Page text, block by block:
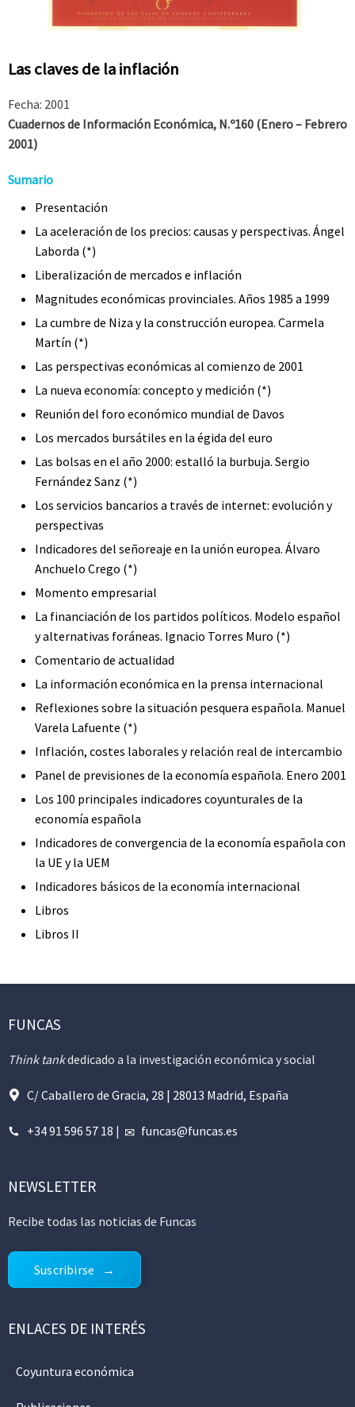
Las claves de la inflación
Fecha: 2001
Cuadernos de Información Económica, N.º160 (Enero – Febrero
2001)
Sumario
Presentación
La aceleración de los precios: causas y perspectivas. Ángel
Laborda (*)
Liberalización de mercados e inflación
Magnitudes económicas provinciales. Años 1985 a 1999
La cumbre de Niza y la construcción europea. Carmela
Martín (*)
Las perspectivas económicas al comienzo de 2001
La nueva economía: concepto y medición (*)
Reunión del foro económico mundial de Davos
Los mercados bursátiles en la égida del euro
Las bolsas en el año 2000: estalló la burbuja. Sergio
Fernández Sanz (*)
Los servicios bancarios a través de internet: evolución y
perspectivas
Indicadores del señoreaje en la unión europea. Álvaro
Anchuelo Crego (*)
Momento empresarial
La financiación de los partidos políticos. Modelo español
y alternativas foráneas. Ignacio Torres Muro (*)
Comentario de actualidad
La información económica en la prensa internacional
Reflexiones sobre la situación pesquera española. Manuel
Varela Lafuente (*)
Inflación, costes laborales y relación real de intercambio
Panel de previsiones de la economía española. Enero 2001
Los 100 principales indicadores coyunturales de la
economía española
Indicadores de convergencia de la economía española con
la UE y la UEM
Indicadores básicos de la economía internacional
Libros
Libros II
FUNCAS
Think tankdedicado a la investigación económica y social
C/ Caballero de Gracia, 28 | 28013 Madrid, España
+34 91 596 57 18 | funcas@funcas.es
NEWSLETTER
Recibe todas las noticias de Funcas
Suscribirse
ENLACES DE INTERÉS
Coyuntura económica